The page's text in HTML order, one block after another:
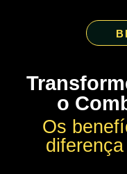
o
Os